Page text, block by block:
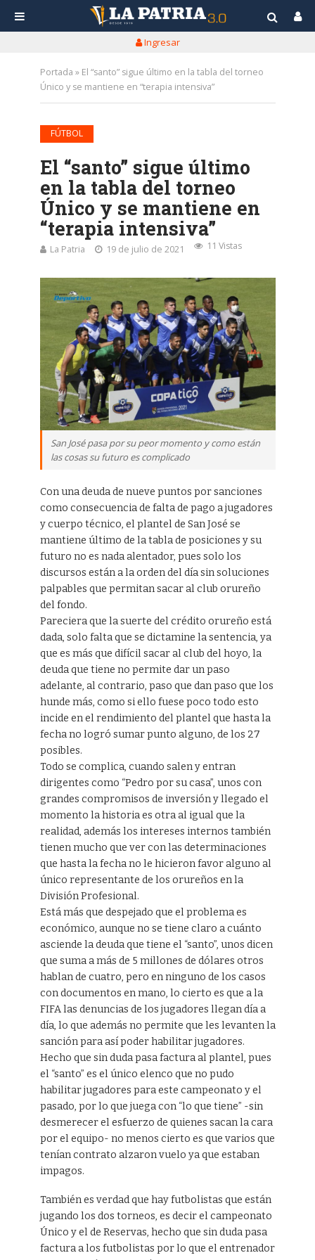
Ingresar
Portada » El “santo” sigue último en la tabla del torneo
Único y se mantiene en “terapia intensiva”
FÚTBOL
El “santo” sigue último
en la tabla del torneo
Único y se mantiene en
“terapia intensiva”
La Patria 19 de julio de 2021 11 Vistas
San José pasa por su peor momento y como están
las cosas su futuro es complicado
Con una deuda de nueve puntos por sanciones
como consecuencia de falta de pago a jugadores
y cuerpo técnico, el plantel de San José se
mantiene último de la tabla de posiciones y su
futuro no es nada alentador, pues solo los
discursos están a la orden del día sin soluciones
palpables que permitan sacar al club orureño
del fondo.
Pareciera que la suerte del crédito orureño está
dada, solo falta que se dictamine la sentencia, ya
que es más que difícil sacar al club del hoyo, la
deuda que tiene no permite dar un paso
adelante, al contrario, paso que dan paso que los
hunde más, como si ello fuese poco todo esto
incide en el rendimiento del plantel que hasta la
fecha no logró sumar punto alguno, de los 27
posibles.
Todo se complica, cuando salen y entran
dirigentes como “Pedro por su casa”, unos con
grandes compromisos de inversión y llegado el
momento la historia es otra al igual que la
realidad, además los intereses internos también
tienen mucho que ver con las determinaciones
que hasta la fecha no le hicieron favor alguno al
único representante de los orureños en la
División Profesional.
Está más que despejado que el problema es
económico, aunque no se tiene claro a cuánto
asciende la deuda que tiene el “santo”, unos dicen
que suma a más de 5 millones de dólares otros
hablan de cuatro, pero en ninguno de los casos
con documentos en mano, lo cierto es que a la
FIFA las denuncias de los jugadores llegan día a
día, lo que además no permite que les levanten la
sanción para así poder habilitar jugadores.
Hecho que sin duda pasa factura al plantel, pues
el “santo” es el único elenco que no pudo
habilitar jugadores para este campeonato y el
pasado, por lo que juega con “lo que tiene” -sin
desmerecer el esfuerzo de quienes sacan la cara
por el equipo- no menos cierto es que varios que
tenían contrato alzaron vuelo ya que estaban
impagos.
También es verdad que hay futbolistas que están
jugando los dos torneos, es decir el campeonato
Único y el de Reservas, hecho que sin duda pasa
factura a los futbolistas por lo que el entrenador